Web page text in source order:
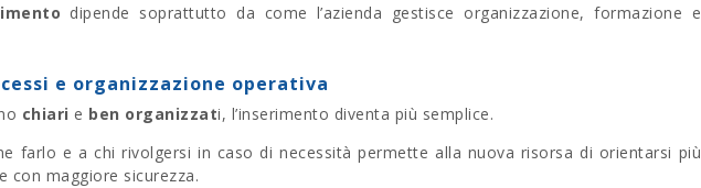
dipende soprattutto da come l’azienda gestisce organizzazione, formazione e
e organizzazione operativa
chiari e ben organizzati, l’inserimento diventa più semplice.
farlo e a chi rivolgersi in caso di necessità permette alla nuova risorsa di orientarsi più
con maggiore sicurezza.